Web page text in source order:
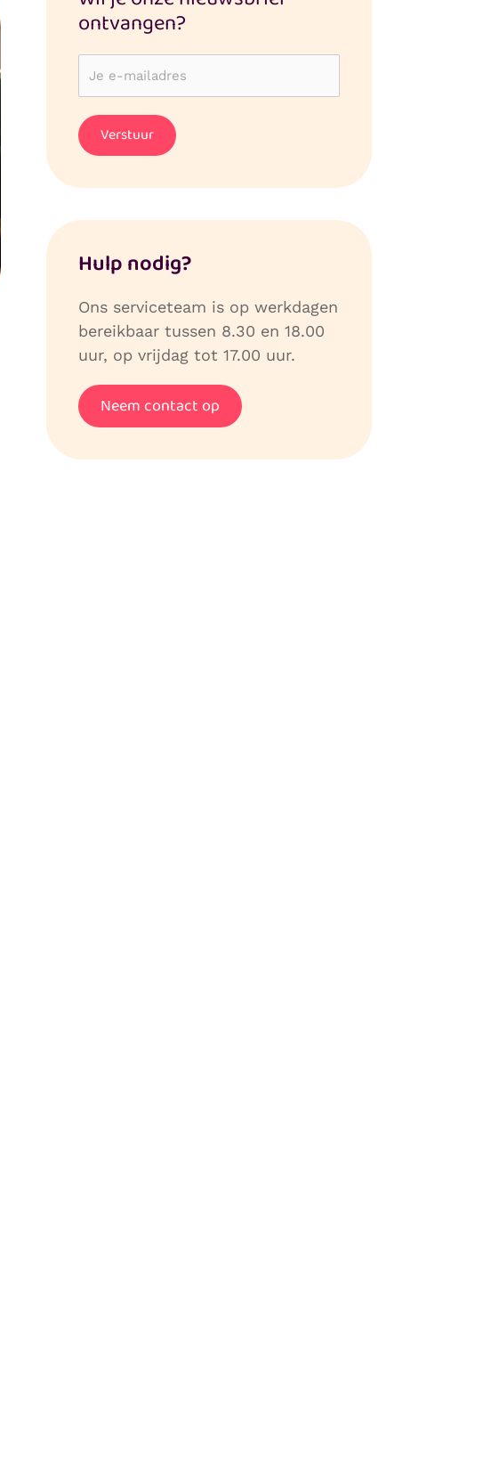
ontvangen?
Hulp nodig?
Ons serviceteam is op werkdagen
bereikbaar tussen 8.30 en 18.00
uur, op vrijdag tot 17.00 uur.
Neem contact op